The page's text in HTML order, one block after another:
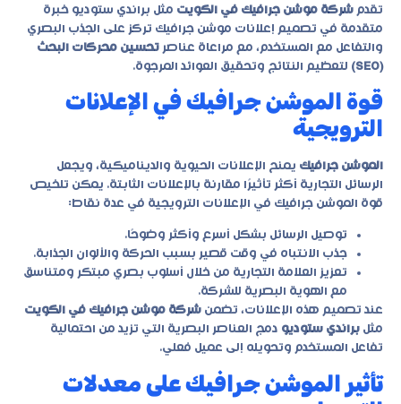
تقدم شركة موشن جرافيك في الكويت مثل براندي ستوديو خبرة
متقدمة في تصميم إعلانات موشن جرافيك تركز على الجذب البصري
والتفاعل مع المستخدم، مع مراعاة عناصر تحسين محركات البحث
(SEO)
لتعظيم النتائج وتحقيق العوائد المرجوة.
قوة الموشن جرافيك في الإعلانات
الترويجية
الموشن جرافيك يمنح الإعلانات الحيوية والديناميكية، ويجعل
الرسائل التجارية أكثر تأثيرًا مقارنة بالإعلانات الثابتة. يمكن تلخيص
قوة الموشن جرافيك في الإعلانات الترويجية في عدة نقاط:
توصيل الرسائل بشكل أسرع وأكثر وضوحًا.
جذب الانتباه في وقت قصير بسبب الحركة والألوان الجذابة.
تعزيز العلامة التجارية من خلال أسلوب بصري مبتكر ومتناسق
مع الهوية البصرية للشركة.
عند تصميم هذه الإعلانات، تضمن شركة موشن جرافيك في الكويت
مثل براندي ستوديو دمج العناصر البصرية التي تزيد من احتمالية
تفاعل المستخدم وتحويله إلى عميل فعلي.
تأثير الموشن جرافيك على معدلات